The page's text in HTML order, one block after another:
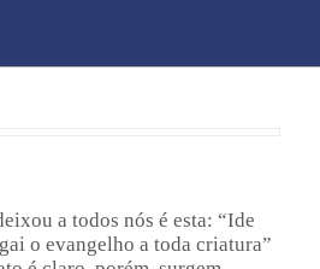
a todos nós é esta: “Ide
o evangelho a toda criatura”